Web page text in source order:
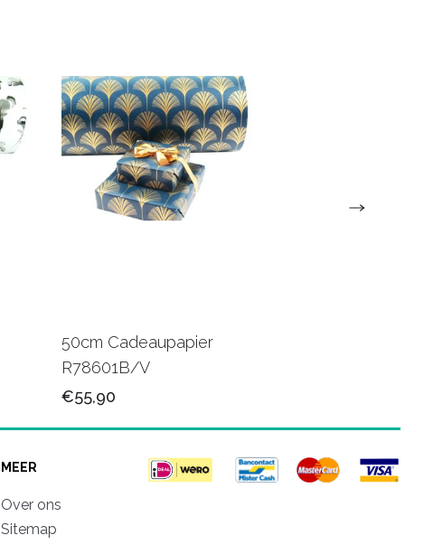
50cm Cadeaupapier
R78601B/V
€55,90
MEER
Over ons
Sitemap